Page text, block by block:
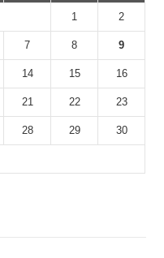
1 2
7 8 9
14 15 16
21 22 23
28 29 30